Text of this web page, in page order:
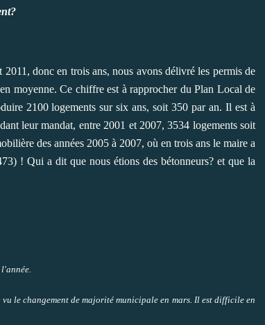
donc en trois ans, nous avons délivré les permis de
moyenne. Ce chiffre est à rapprocher du Plan Local de
2100 logements sur six ans, soit 350 par an. Il est à
leur mandat, entre 2001 et 2007, 3534 logements soit
des années 2005 à 2007, où en trois ans le maire a
! Qui a dit que nous étions des bétonneurs? et que la
le changement de majorité municipale en mars. Il est difficile en